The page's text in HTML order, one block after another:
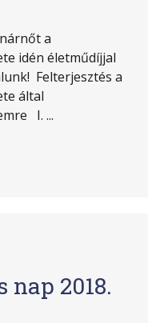
a
idén életműdíjjal
Felterjesztés a
által
I. ...
2018.